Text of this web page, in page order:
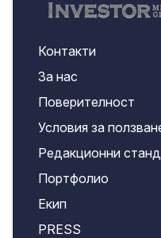
Контакти
За нас
Поверителност
Условия за
Редакционни
Портфолио
Екип
PRESS